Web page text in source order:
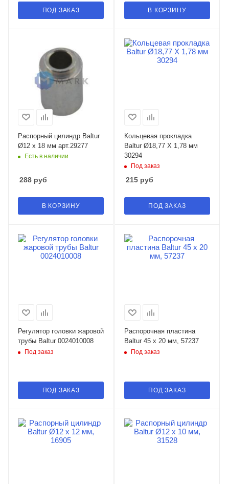
ПОД ЗАКАЗ В КОРЗИНУ
Распорный цилиндр Baltur
Ø12 x 18 мм арт.29277
Есть в наличии
288 руб
В КОРЗИНУ
Кольцевая прокладка
Baltur Ø18,77 X 1,78 мм
30294
Под заказ
215руб
ПОД ЗАКАЗ
Регулятор головки жаровой
трубы Baltur 0024010008
Под заказ
ПОД ЗАКАЗ
Распорочная пластина
Baltur 45 x 20 мм, 57237
Под заказ
ПОД ЗАКАЗ